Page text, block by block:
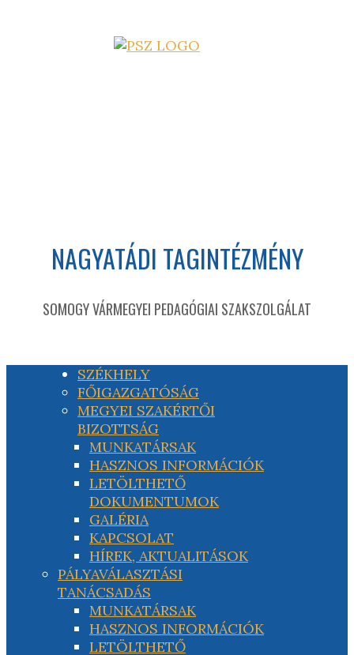
NAGYATÁDI TAGINTÉZMÉNY
SOMOGY VÁRMEGYEI PEDAGÓGIAI SZAKSZOLGÁLAT
SZÉKHELY
FŐIGAZGATÓSÁG
MEGYEI SZAKÉRTŐI
BIZOTTSÁG
MUNKATÁRSAK
HASZNOS INFORMÁCIÓK
LETÖLTHETŐ
DOKUMENTUMOK
GALÉRIA
KAPCSOLAT
HÍREK, AKTUALITÁSOK
PÁLYAVÁLASZTÁSI
TANÁCSADÁS
MUNKATÁRSAK
HASZNOS INFORMÁCIÓK
LETÖLTHETŐ